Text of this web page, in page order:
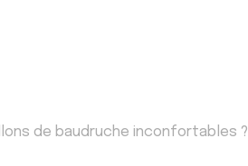
de baudruche inconfortables ?